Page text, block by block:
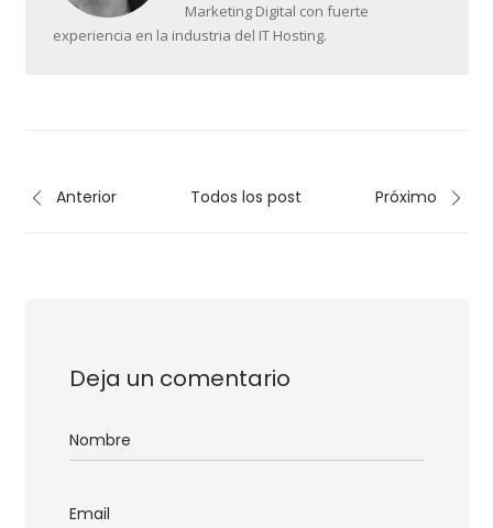
Marketing Digital con fuerte
experiencia en la industria del IT Hosting.
Anterior Todos los post Próximo
Deja un comentario